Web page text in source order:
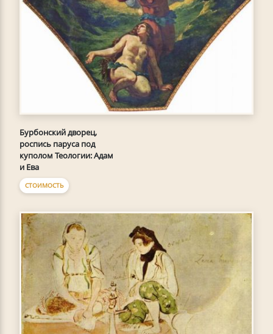
Бурбонский дворец,
роспись паруса под
куполом Теологии: Адам
и Ева
СТОИМОСТЬ